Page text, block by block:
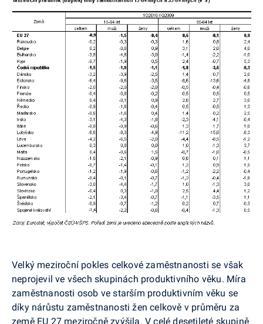
Velký meziroční pokles celkové zaměstnanosti se však
neprojevil ve všech skupinách produktivního věku. Míra
zaměstnanosti osob ve starším produktivním věku se
díky nárůstu zaměstnanosti žen celkově v průměru za
země EU 27 meziročně zvýšila. V celé desetileté skupině